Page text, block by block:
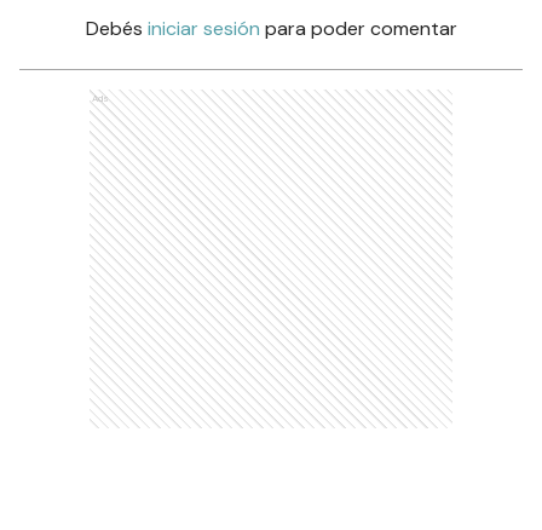
Debés iniciar sesión para poder comentar
Ads